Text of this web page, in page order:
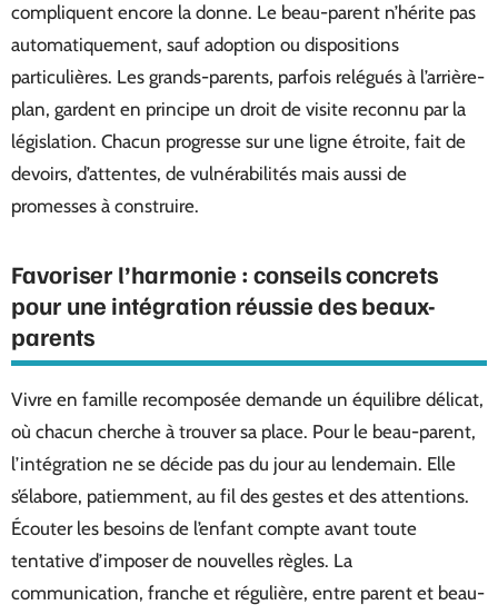
compliquent encore la donne. Le beau-parent n’hérite pas
automatiquement, sauf adoption ou dispositions
particulières. Les grands-parents, parfois relégués à l’arrière-
plan, gardent en principe un droit de visite reconnu par la
législation. Chacun progresse sur une ligne étroite, fait de
devoirs, d’attentes, de vulnérabilités mais aussi de
promesses à construire.
Favoriser l’harmonie : conseils concrets
pour une intégration réussie des beaux-
parents
Vivre en famille recomposée demande un équilibre délicat,
où chacun cherche à trouver sa place. Pour le beau-parent,
l’intégration ne se décide pas du jour au lendemain. Elle
s’élabore, patiemment, au fil des gestes et des attentions.
Écouter les besoins de l’enfant compte avant toute
tentative d’imposer de nouvelles règles. La
communication, franche et régulière, entre parent et beau-